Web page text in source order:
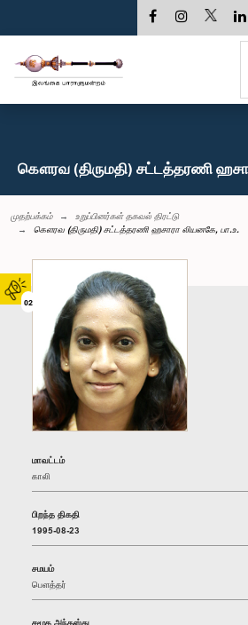
02
கௌரவ (திருமதி) சட்டத்தரணி
முதற்பக்கம்
உறுப்பினர்கள் தகவல் திரட்டு
கௌரவ (திருமதி) சட்டத்தரணி ஹசாரா லியனகே, பா.உ.
மாவட்டம்
காலி
பிறந்த திகதி
1995-08-23
சமயம்
பௌத்தர்
சமூக அந்தஸ்து